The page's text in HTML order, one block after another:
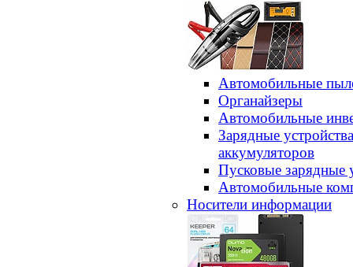
Автомобильные
Органайзеры
Автомобильные
Зарядные
аккумуляторов
Пусковые зарядные
Автомобильные
Носители информации